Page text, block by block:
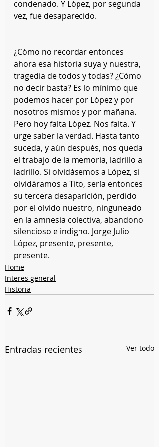
condenado. Y López, por segunda
vez, fue desaparecido.
¿Cómo no recordar entonces
ahora esa historia suya y nuestra,
tragedia de todos y todas? ¿Cómo
no decir basta? Es lo mínimo que
podemos hacer por López y por
nosotros mismos y por mañana.
Pero hoy falta López. Nos falta. Y
urge saber la verdad. Hasta tanto
suceda, y aún después, nos queda
el trabajo de la memoria, ladrillo a
ladrillo. Si olvidásemos a López, si
olvidáramos a Tito, sería entonces
su tercera desaparición, perdido
por el olvido nuestro, ninguneado
en la amnesia colectiva, abandono
silencioso e indigno. Jorge Julio
López, presente, presente,
presente.
Home
Interes general
Historia
Entradas recientes Ver todo